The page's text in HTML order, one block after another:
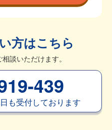
方はこちら
談いただけます。
439
も受付しております